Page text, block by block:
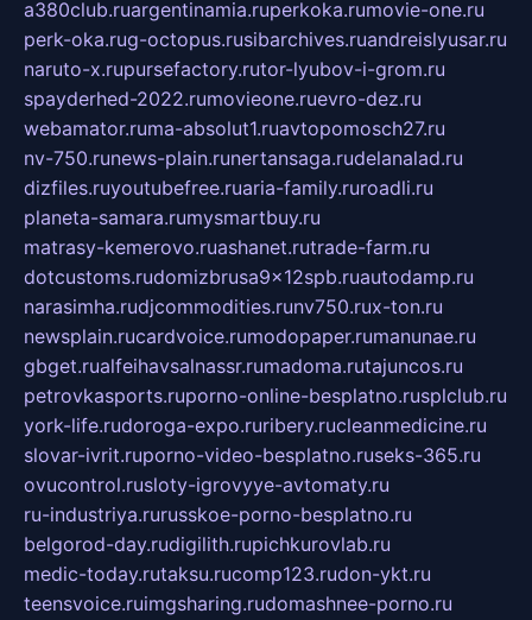
a380club.ruargentinamia.ruperkoka.rumovie-one.ru
perk-oka.rug-octopus.rusibarchives.ruandreislyusar.ru
naruto-x.rupursefactory.rutor-lyubov-i-grom.ru
spayderhed-2022.rumovieone.ruevro-dez.ru
webamator.ruma-absolut1.ruavtopomosch27.ru
nv-750.runews-plain.runertansaga.rudelanalad.ru
dizfiles.ruyoutubefree.ruaria-family.ruroadli.ru
planeta-samara.rumysmartbuy.ru
matrasy-kemerovo.ruashanet.rutrade-farm.ru
dotcustoms.rudomizbrusa9x12spb.ruautodamp.ru
narasimha.rudjcommodities.runv750.rux-ton.ru
newsplain.rucardvoice.rumodopaper.rumanunae.ru
gbget.rualfeihavsalnassr.rumadoma.rutajuncos.ru
petrovkasports.ruporno-online-besplatno.rusplclub.ru
york-life.rudoroga-expo.ruribery.rucleanmedicine.ru
slovar-ivrit.ruporno-video-besplatno.ruseks-365.ru
ovucontrol.rusloty-igrovyye-avtomaty.ru
ru-industriya.rurusskoe-porno-besplatno.ru
belgorod-day.rudigilith.rupichkurovlab.ru
medic-today.rutaksu.rucomp123.rudon-ykt.ru
teensvoice.ruimgsharing.rudomashnee-porno.ru